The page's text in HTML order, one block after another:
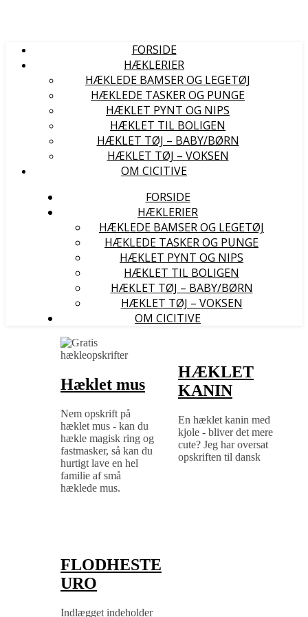
FORSIDE
HÆKLERIER
HÆKLEDE BAMSER OG LEGETØJ
HÆKLEDE TASKER OG PUNGE
HÆKLET PYNT OG NIPS
HÆKLET TIL BOLIGEN
HÆKLET TØJ – BABY/BØRN
HÆKLET TØJ – VOKSEN
OM CICITIVE
FORSIDE
HÆKLERIER
HÆKLEDE BAMSER OG LEGETØJ
HÆKLEDE TASKER OG PUNGE
HÆKLET PYNT OG NIPS
HÆKLET TIL BOLIGEN
HÆKLET TØJ – BABY/BØRN
HÆKLET TØJ – VOKSEN
OM CICITIVE
Hæklet mus
Nem opskrift på
hæklet mus - kan du
hækle magisk ring og
fastmasker, så kan du
hurtigt lave en hel
familie af små
hæklede mus.
HÆKLET
KANIN
En hæklet kanin med
kjole - bliver det mere
cute? Jeg har oversat
opskriften til dansk
FLODHESTE
URO
Indlægget indeholder